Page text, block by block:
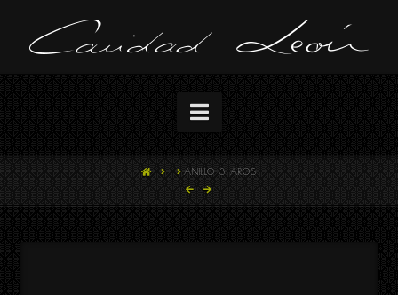
Navigation
HOME ANILLO 3 AROS